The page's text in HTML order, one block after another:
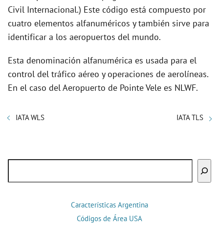
Civil Internacional.) Este código está compuesto por
cuatro elementos alfanuméricos y también sirve para
identificar a los aeropuertos del mundo.
Esta denominación alfanumérica es usada para el
control del tráfico aéreo y operaciones de aerolíneas.
En el caso del Aeropuerto de Pointe Vele es NLWF.
IATA WLS IATA TLS
Características Argentina
Códigos de Área USA